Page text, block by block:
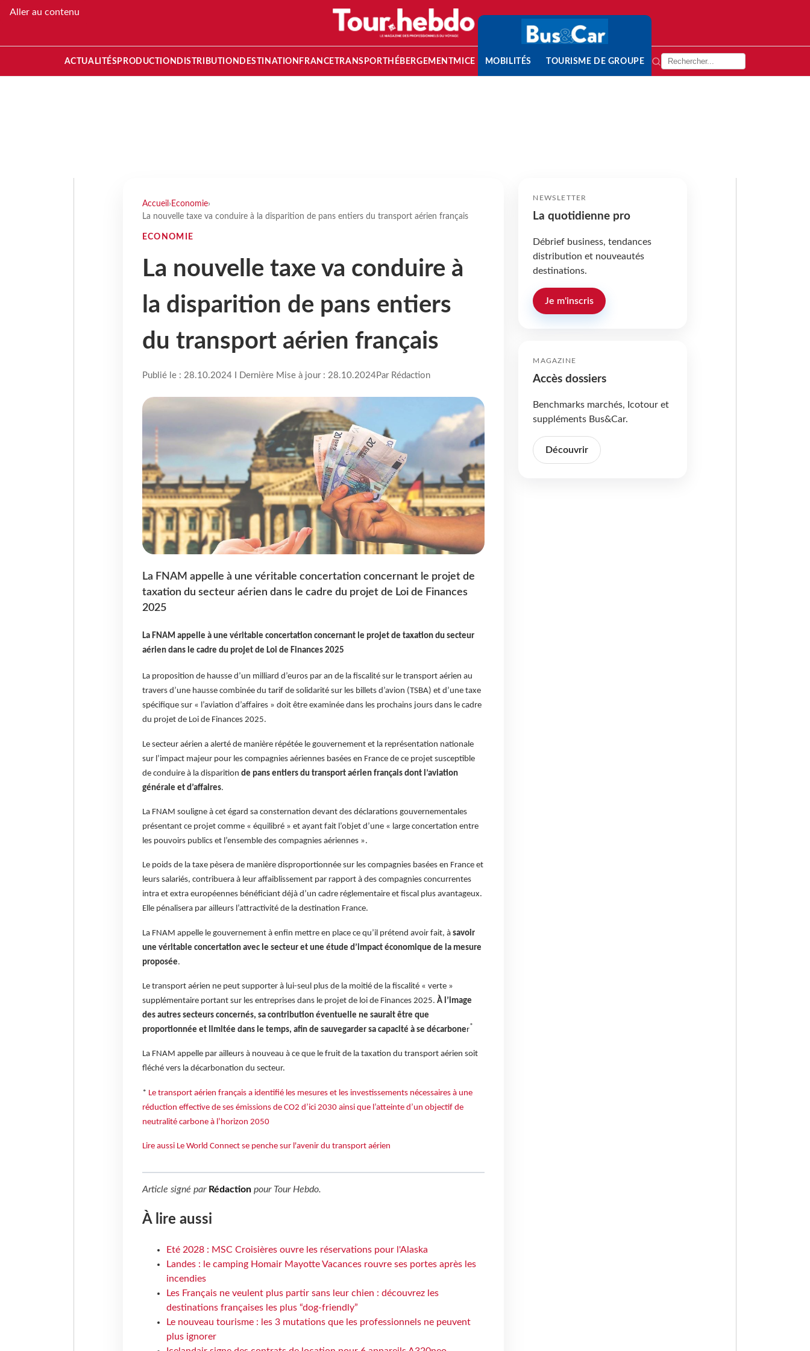
Aller au contenu
ACTUALITÉS PRODUCTION DISTRIBUTION DESTINATION FRANCETRANSPORT HÉBERGEMENTMICE MOBILITÉS TOURISME DE GROUPE
Accueil › Economie›
La nouvelle taxe va conduire à la disparition de pans entiers du transport aérien français
ECONOMIE
La nouvelle taxe va conduire à
la disparition de pans entiers
du transport aérien français
Publié le : 28.10.2024 I Dernière Mise à jour : 28.10.2024Par Rédaction
La FNAM appelle à une véritable concertation concernant le projet de
taxation du secteur aérien dans le cadre du projet de Loi de Finances
2025
La FNAM appelle à une véritable concertation concernant le projet de taxation du secteur
aérien dans le cadre du projet de Loi de Finances 2025
La proposition de hausse d’un milliard d’euros par an de la fiscalité sur le transport aérien au
travers d’une hausse combinée du tarif de solidarité sur les billets d’avion (TSBA) et d’une taxe
spécifique sur « l’aviation d’affaires » doit être examinée dans les prochains jours dans le cadre
du projet de Loi de Finances 2025.
Le secteur aérien a alerté de manière répétée le gouvernement et la représentation nationale
sur l’impact majeur pour les compagnies aériennes basées en France de ce projet susceptible
de conduire à la disparition de pans entiers du transport aérien français dont l’aviation
générale et d’affaires.
La FNAM souligne à cet égard sa consternation devant des déclarations gouvernementales
présentant ce projet comme « équilibré » et ayant fait l’objet d’une « large concertation entre
les pouvoirs publics et l’ensemble des compagnies aériennes ».
Le poids de la taxe pèsera de manière disproportionnée sur les compagnies basées en France et
leurs salariés, contribuera à leur affaiblissement par rapport à des compagnies concurrentes
intra et extra européennes bénéficiant déjà d’un cadre réglementaire et fiscal plus avantageux.
Elle pénalisera par ailleurs l’attractivité de la destination France.
La FNAM appelle le gouvernement à enfin mettre en place ce qu’il prétend avoir fait, à savoir
une véritable concertation avec le secteur et une étude d’impact économique de la mesure
proposée.
Le transport aérien ne peut supporter à lui-seul plus de la moitié de la fiscalité « verte »
supplémentaire portant sur les entreprises dans le projet de loi de Finances 2025. À l’image
des autres secteurs concernés, sa contribution éventuelle ne saurait être que
proportionnée et limitée dans le temps, afin de sauvegarder sa capacité à se décarboner*
La FNAM appelle par ailleurs à nouveau à ce que le fruit de la taxation du transport aérien soit
fléché vers la décarbonation du secteur.
* Le transport aérien français a identifié les mesures et les investissements nécessaires à une
réduction effective de ses émissions de CO2 d’ici 2030 ainsi que l’atteinte d’un objectif de
neutralité carbone à l’horizon 2050
Lire aussi Le World Connect se penche sur l'avenir du transport aérien
Article signé par Rédactionpour Tour Hebdo.
À lire aussi
Eté 2028 : MSC Croisières ouvre les réservations pour l'Alaska
Landes : le camping Homair Mayotte Vacances rouvre ses portes après les
incendies
Les Français ne veulent plus partir sans leur chien : découvrez les
destinations françaises les plus “dog-friendly”
Le nouveau tourisme : les 3 mutations que les professionnels ne peuvent
plus ignorer
NEWSLETTER
La quotidienne pro
Débrief business, tendances
distribution et nouveautés
destinations.
Je m'inscris
MAGAZINE
Accès dossiers
Benchmarks marchés, Icotour et
suppléments Bus&Car.
Découvrir